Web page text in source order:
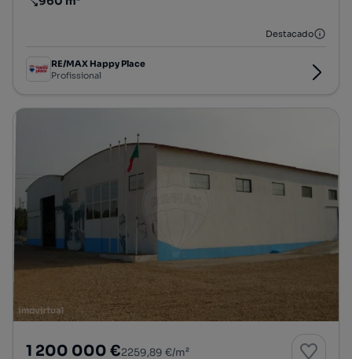
Preço por metro quadrado
Destacado
RE/MAX Happy Place
Profissional
1 200 000 €2259,89 €/m²